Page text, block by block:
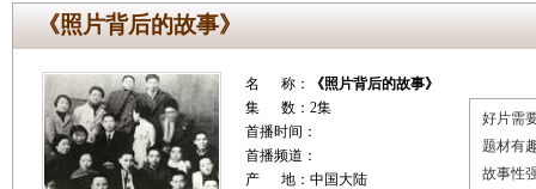
《照片背后的故事》
名 称：
《照片背后的故事》
集 数：2集
首播时间：
首播频道：
产 地：中国大陆
好片需
题材有
故事性